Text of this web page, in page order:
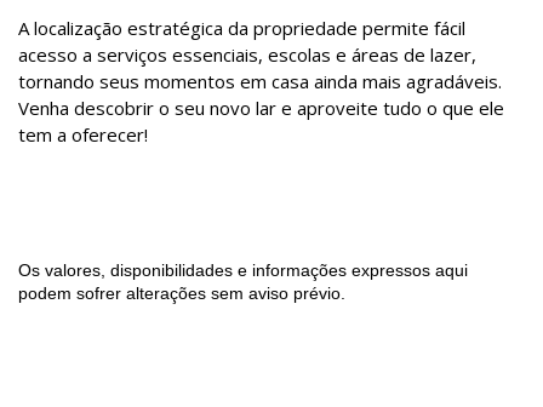
A localização estratégica da propriedade permite fácil
acesso a serviços essenciais, escolas e áreas de lazer,
tornando seus momentos em casa ainda mais agradáveis.
Venha descobrir o seu novo lar e aproveite tudo o que ele
tem a oferecer!
Os valores, disponibilidades e informações expressos aqui
podem sofrer alterações sem aviso prévio.